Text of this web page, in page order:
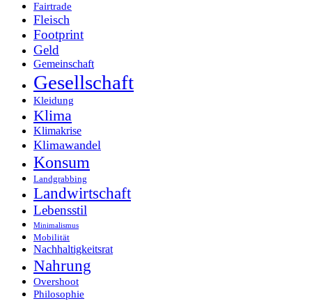
Fairtrade
Fleisch
Footprint
Geld
Gemeinschaft
Gesellschaft
Kleidung
Klima
Klimakrise
Klimawandel
Konsum
Landgrabbing
Landwirtschaft
Lebensstil
Minimalismus
Mobilität
Nachhaltigkeitsrat
Nahrung
Overshoot
Philosophie